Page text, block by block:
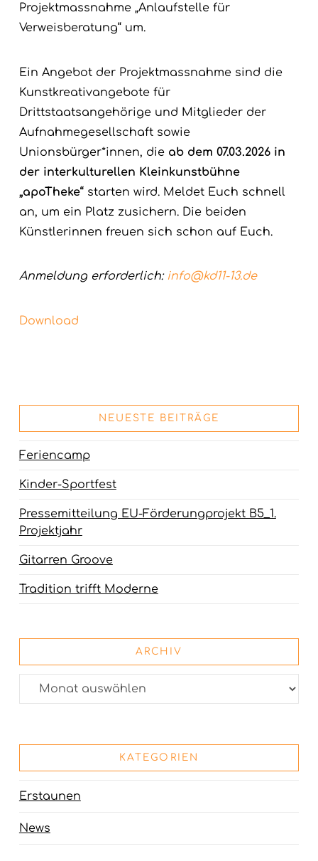
Projektmassnahme „Anlaufstelle für
Verweisberatung“ um.
Ein Angebot der Projektmassnahme sind die
Kunstkreativangebote für
Drittstaatsangehörige und Mitglieder der
Aufnahmegesellschaft sowie
Unionsbürger*innen, die ab dem 07.03.2026 in
der interkulturellen Kleinkunstbühne
„apoTheke“starten wird. Meldet Euch schnell
an, um ein Platz zusichern. Die beiden
Künstlerinnen freuen sich schon auf Euch.
Anmeldung erforderlich: info@kd11-13.de
Download
NEUESTE BEITRÄGE
Feriencamp
Kinder-Sportfest
Pressemitteilung EU-Förderungprojekt B5_1.
Projektjahr
Gitarren Groove
Tradition trifft Moderne
ARCHIV
Archiv
KATEGORIEN
Erstaunen
News